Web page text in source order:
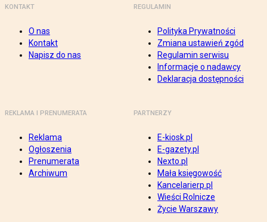
KONTAKT
O nas
Kontakt
Napisz do nas
REGULAMIN
Polityka Prywatności
Zmiana ustawień zgód
Regulamin serwisu
Informacje o nadawcy
Deklaracja dostępności
REKLAMA I PRENUMERATA
Reklama
Ogłoszenia
Prenumerata
Archiwum
PARTNERZY
E-kiosk.pl
E-gazety.pl
Nexto.pl
Mała księgowość
Kancelarierp.pl
Wieści Rolnicze
Życie Warszawy